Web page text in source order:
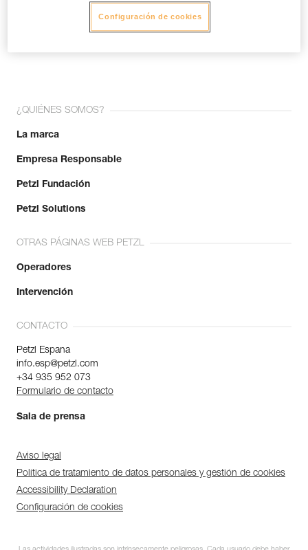
¡Únete a la comunidad!
¿QUIÉNES SOMOS?
La marca
Empresa Responsable
Petzl Fundación
Petzl Solutions
OTRAS PÁGINAS WEB PETZL
Operadores
Intervención
CONTACTO
Petzl Espana
info.esp@petzl.com
+34 935 952 073
Formulario de contacto
Sala de prensa
Aviso legal
Política de tratamiento de datos personales y gestión de cookies
Accessibility Declaration
Configuración de cookies
Configuración de cookies